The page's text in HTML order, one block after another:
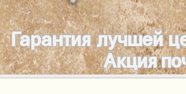
Гарантия лучшей
Акция